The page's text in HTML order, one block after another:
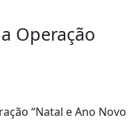
Operação
“Natal e Ano Novo